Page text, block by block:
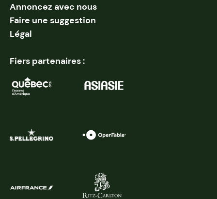
Annoncez avec nous
Faire une suggestion
Légal
Fiers partenaires :